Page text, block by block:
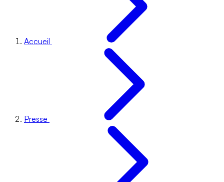
Accueil
Presse